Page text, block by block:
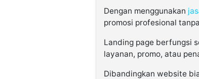
Dengan menggunakan
promosi profesional
Landing page berfungsi
layanan, promo, atau
Dibandingkan website